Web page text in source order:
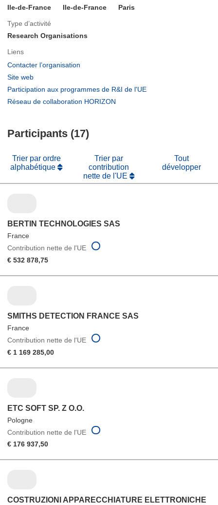
Ile-de-France
Ile-de-France Paris
Type d’activité
Research Organisations
Liens
Contacter l’organisation
fenêtre)
Site web
dans
une
Participation aux programmes de R&I de l'UE
Réseau de collaboration HORIZON
Participants (17)
Trier par ordre
alphabétique
Trier par
contribution
nette de l'UE
Tout
développer
BERTIN TECHNOLOGIES SAS
France
Contribution nette de l'UE
€ 532 878,75
SMITHS DETECTION FRANCE SAS
France
Contribution nette de l'UE
€ 1 169 285,00
ETC SOFT SP. Z O.O.
Pologne
Contribution nette de l'UE
€ 176 937,50
COSTRUZIONI APPARECCHIATURE ELETTRONICHE